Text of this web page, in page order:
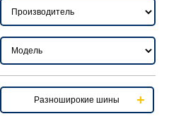
Разноширокие шины